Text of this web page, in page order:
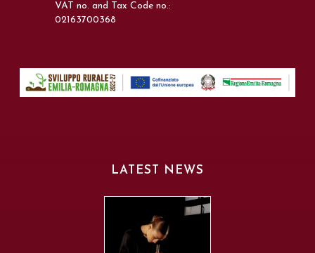
VAT no. and Tax Code no.:
02163700368
LATEST NEWS